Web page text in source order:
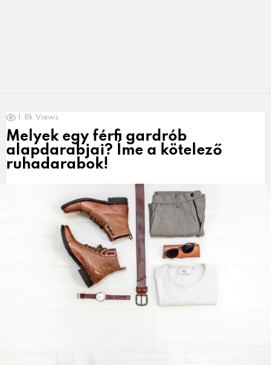
LATEST
NEWS
1.8k Views
Melyek egy férfi gardrób
alapdarabjai? Íme a kötelező
ruhadarabok!